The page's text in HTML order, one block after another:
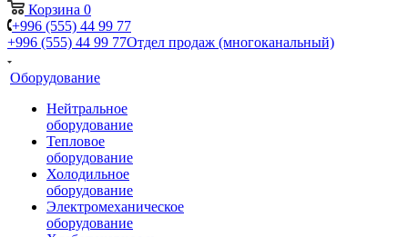
Корзина 0
+996 (555) 44 99 77
+996 (555) 44 99 77Отдел продаж (многоканальный)
Оборудование
Нейтральное
оборудование
Тепловое
оборудование
Холодильное
оборудование
Электромеханическое
оборудование